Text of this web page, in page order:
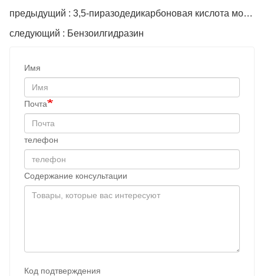
предыдущий : 3,5-пиразодедикарбоновая кислота моногидрат
следующий : Бензоилгидразин
Имя
Почта
телефон
Содержание консультации
Код подтверждения